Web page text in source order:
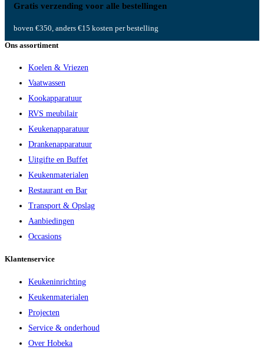
Gratis verzending voor alle bestellingen
boven €350, anders €15 kosten per bestelling
Ons assortiment
Koelen & Vriezen
Vaatwassen
Kookapparatuur
RVS meubilair
Keukenapparatuur
Drankenapparatuur
Uitgifte en Buffet
Keukenmaterialen
Restaurant en Bar
Transport & Opslag
Aanbiedingen
Occasions
Klantenservice
Keukeninrichting
Keukenmaterialen
Projecten
Service & onderhoud
Over Hobeka